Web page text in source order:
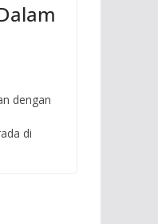
dengan
di